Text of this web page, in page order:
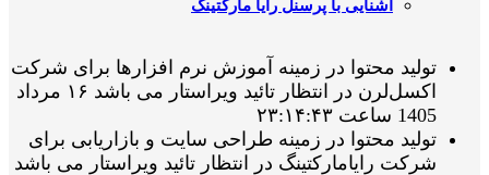
آشنایی با پرسنل رایا مارکتینگ
تولید محتوا در زمینه آموزش نرم افزارها برای شرکت
اکسل‌لرن در انتظار تائید ویراستار می باشد ۱۶ مرداد
1405 ساعت ۲۳:۱۴:۴۳
تولید محتوا در زمینه طراحی سایت و بازاریابی برای
شرکت رایامارکتینگ در انتظار تائید ویراستار می باشد